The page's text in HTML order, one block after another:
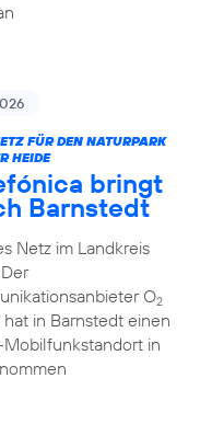
FÜR DEN NATURPARK
HEIDE
bringt
Barnstedt
Netz im Landkreis
O2
in Barnstedt einen
in